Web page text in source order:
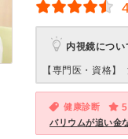
内視鏡につい
【専門医・資格】
健康診断
バリウムが追い金